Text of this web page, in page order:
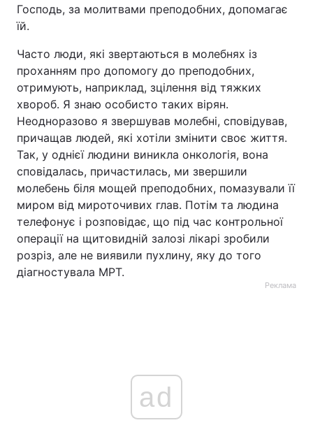
Господь, за молитвами преподобних, допомагає
їй.
Часто люди, які звертаються в молебнях із
проханням про допомогу до преподобних,
отримують, наприклад, зцілення від тяжких
хвороб. Я знаю особисто таких вірян.
Неодноразово я звершував молебні, сповідував,
причащав людей, які хотіли змінити своє життя.
Так, у однієї людини виникла онкологія, вона
сповідалась, причастилась, ми звершили
молебень біля мощей преподобних, помазували її
миром від мироточивих глав. Потім та людина
телефонує і розповідає, що під час контрольної
операції на щитовидній залозі лікарі зробили
розріз, але не виявили пухлину, яку до того
діагностувала МРТ.
Реклама
ad